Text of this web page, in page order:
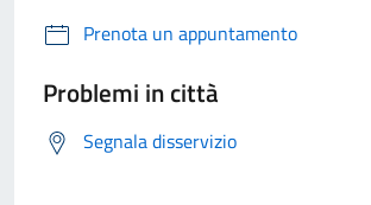
Prenota un appuntamento
Problemi in città
Segnala disservizio